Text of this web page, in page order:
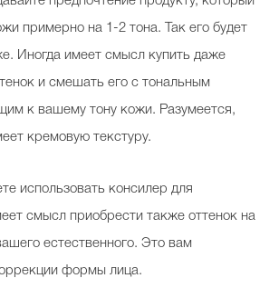
примерно на 1-2 тона. Так его будет
Иногда имеет смысл купить даже
и смешать его с тональным
к вашему тону кожи. Разумеется,
кремовую текстуру.
использовать консилер для
смысл приобрести также оттенок на
естественного. Это вам
формы лица.